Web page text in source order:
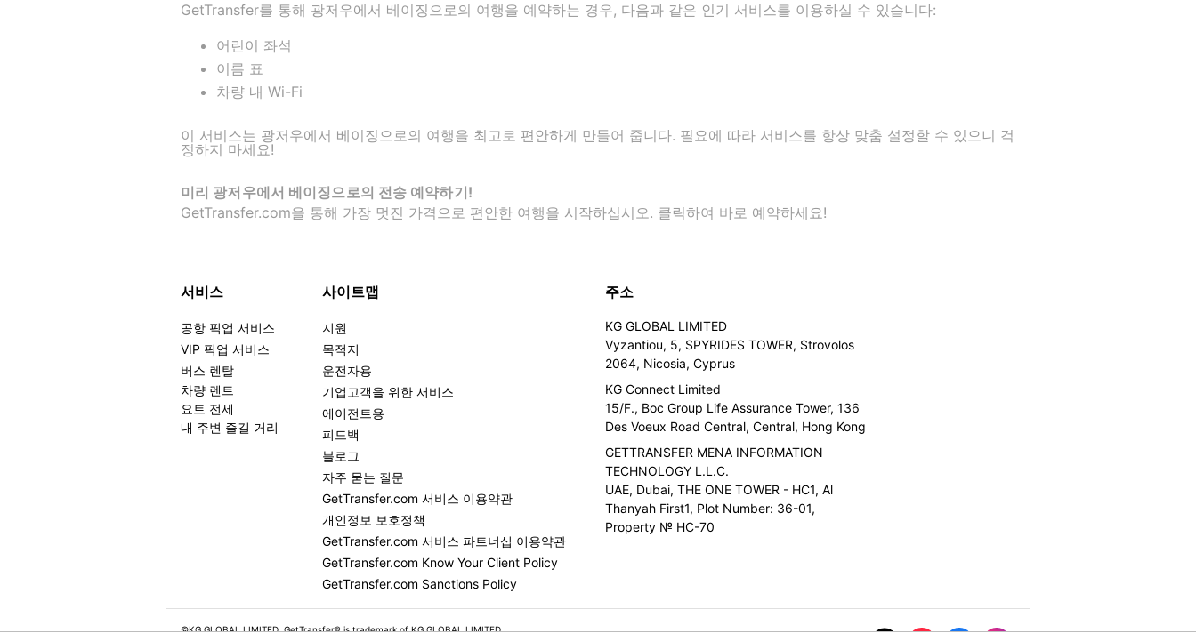
GetTransfer를 통해 광저우에서 베이징으로의 여행을 예약하는 경우, 다음과 같은 인기 서비스를 이용하실 수 있습니다:
어린이 좌석
이름 표
차량 내 Wi-Fi
이 서비스는 광저우에서 베이징으로의 여행을 최고로 편안하게 만들어 줍니다. 필요에 따라 서비스를 항상 맞춤 설정할 수 있으니 걱
정하지 마세요!
미리 광저우에서 베이징으로의 전송 예약하기!
GetTransfer.com을 통해 가장 멋진 가격으로 편안한 여행을 시작하십시오. 클릭하여 바로 예약하세요!
서비스
공항 픽업 서비스
VIP 픽업 서비스
버스 렌탈
차량 렌트
요트 전세
내 주변 즐길 거리
사이트맵
지원
목적지
운전자용
기업고객을 위한 서비스
에이전트용
피드백
블로그
자주 묻는 질문
GetTransfer.com 서비스 이용약관
개인정보 보호정책
GetTransfer.com 서비스 파트너십 이용약관
GetTransfer.com Know Your Client Policy
GetTransfer.com Sanctions Policy
주소
KG GLOBAL LIMITED
Vyzantiou, 5, SPYRIDES TOWER, Strovolos
2064, Nicosia, Cyprus
KG Connect Limited
15/F., Boc Group Life Assurance Tower, 136
Des Voeux Road Central, Central, Hong Kong
GETTRANSFER MENA INFORMATION
TECHNOLOGY L.L.C.
UAE, Dubai, THE ONE TOWER - HC1, Al
Thanyah First1, Plot Number: 36-01,
Property № HC-70
©KG GLOBAL LIMITED. GetTransfer® is trademark of KG GLOBAL LIMITED.